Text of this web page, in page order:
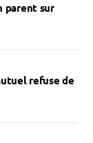
parent sur
refuse de